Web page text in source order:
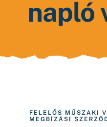
napló
FELELŐS MŰSZAKI
MEGBÍZÁSI